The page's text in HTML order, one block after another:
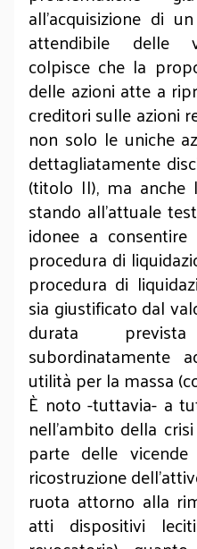
all’acquisizione di
attendibile delle
colpisce che la
delle azioni atte a
creditori sulle azioni
non solo le uniche
dettagliatamente
(titolo II), ma anche
stando all’attuale
idonee a consentire
procedura di
procedura di
sia giustificato dal
durata
subordinatamente
utilità per la massa
È noto -tuttavia- a
nell’ambito della
parte delle
ricostruzione
ruota attorno alla
atti dispositivi